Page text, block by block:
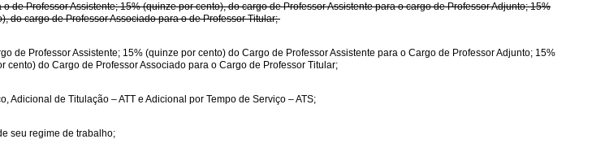
Professor Assistente; 15% (quinze por cento), do cargo de Professor Assistente para o cargo de Professor Adjunto; 15%
do cargo de Professor Associado para o de Professor Titular;
Professor Assistente; 15% (quinze por cento) do Cargo de Professor Assistente para o Cargo de Professor Adjunto; 15%
do Cargo de Professor Associado para o Cargo de Professor Titular;
de Titulação – ATT e Adicional por Tempo de Serviço – ATS;
seu regime de trabalho;